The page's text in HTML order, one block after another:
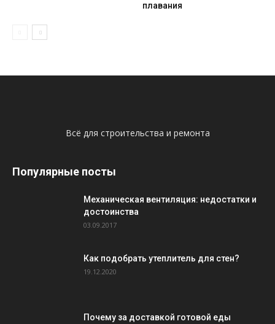
плавания
Всё для строительства и ремонта
Популярные посты
Механическая вентиляция: недостатки и
достоинства
03.09.2017
Как подобрать утеплитель для стен?
19.12.2020
Почему за доставкой готовой еды